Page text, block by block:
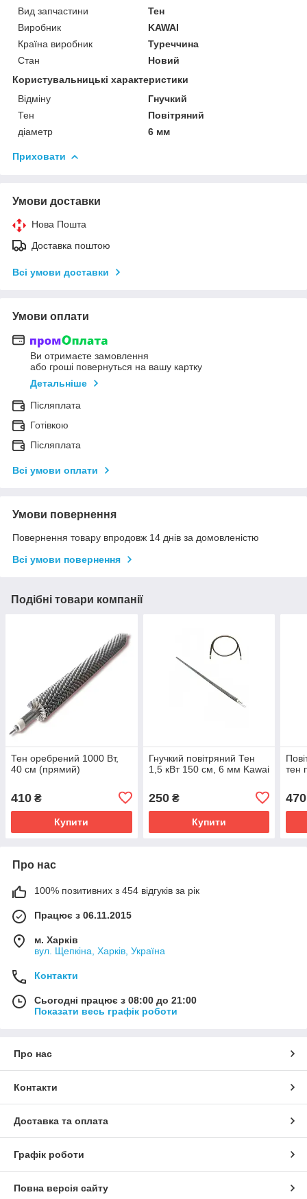
Вид запчастини
Тен
Виробник
KAWAI
Країна виробник
Туреччина
Стан
Новий
Користувальницькі характеристики
Відміну
Гнучкий
Тен
Повітряний
діаметр
6 мм
Приховати
Умови доставки
Нова Пошта
Доставка поштою
Всі умови доставки
Умови оплати
Ви отримаєте замовлення
або гроші повернуться на вашу картку
Детальніше
Післяплата
Готівкою
Післяплата
Всі умови оплати
Умови повернення
Повернення товару впродовж 14 днів за домовленістю
Всі умови повернення
Подібні товари компанії
Тен оребрений 1000 Вт,
40 см (прямий)
410 ₴
Купити
Гнучкий повітряний Тен
1,5 кВт 150 см, 6 мм Kawai
250₴
Купити
тен
470
Про нас
100% позитивних з 454 відгуків за рік
Працює з 06.11.2015
м. Харків
вул. Щепкіна, Харків, Україна
Контакти
Сьогодні працює з 08:00 до 21:00
Показати весь графік роботи
Про нас
Контакти
Доставка та оплата
Графік роботи
Повна версія сайту